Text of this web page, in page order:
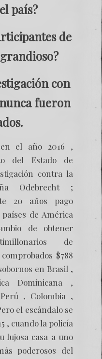
país?
de
con
fueron
el año 2016 ,
del Estado de
contra la
Odebrecht ;
20 años pago
de América
de obtener
de
$788
en Brasil ,
Dominicana ,
, Colombia ,
el escándalo se
, cuando la policía
lujosa casa a uno
poderosos del